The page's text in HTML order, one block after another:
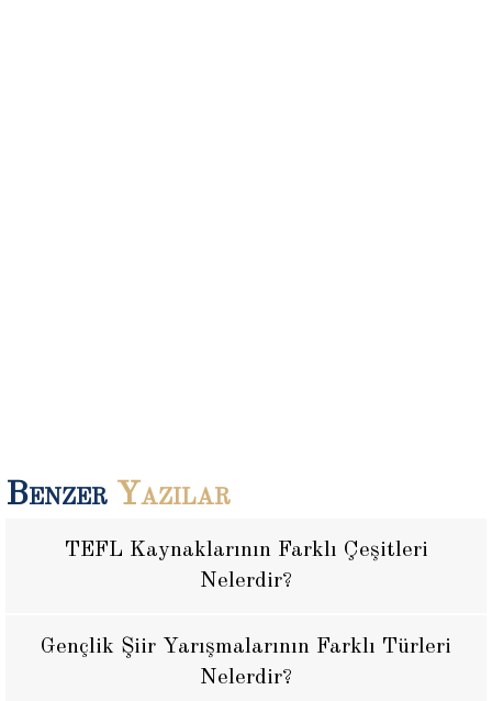
Benzer Yazılar
TEFL Kaynaklarının Farklı Çeşitleri
Nelerdir?
Gençlik Şiir Yarışmalarının Farklı Türleri
Nelerdir?